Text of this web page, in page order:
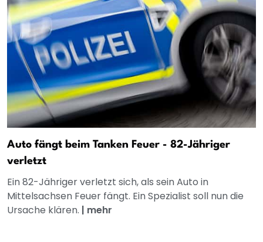
Auto fängt beim Tanken Feuer - 82-Jähriger
verletzt
Ein 82-Jähriger verletzt sich, als sein Auto in
Mittelsachsen Feuer fängt. Ein Spezialist soll nun die
Ursache klären. | mehr